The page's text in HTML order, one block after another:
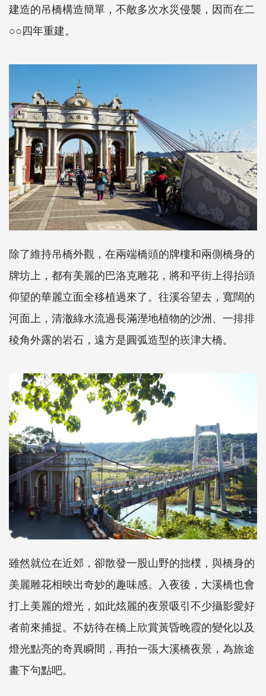
建造的吊橋構造簡單，不敵多次水災侵襲，因而在二
○○四年重建。
除了維持吊橋外觀，在兩端橋頭的牌樓和兩側橋身的
牌坊上，都有美麗的巴洛克雕花，將和平街上得抬頭
仰望的華麗立面全移植過來了。往溪谷望去，寬闊的
河面上，清澈綠水流過長滿溼地植物的沙洲、一排排
稜角外露的岩石，遠方是圓弧造型的崁津大橋。
雖然就位在近郊，卻散發一股山野的拙樸，與橋身的
美麗雕花相映出奇妙的趣味感。入夜後，大溪橋也會
打上美麗的燈光，如此炫麗的夜景吸引不少攝影愛好
者前來捕捉。不妨待在橋上欣賞黃昏晚霞的變化以及
燈光點亮的奇異瞬間，再拍一張大溪橋夜景，為旅途
畫下句點吧。